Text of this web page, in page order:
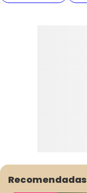
Recomendadas